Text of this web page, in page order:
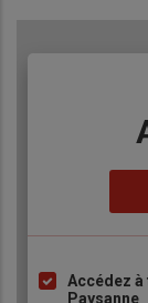
ListeAccédez
Paysanne